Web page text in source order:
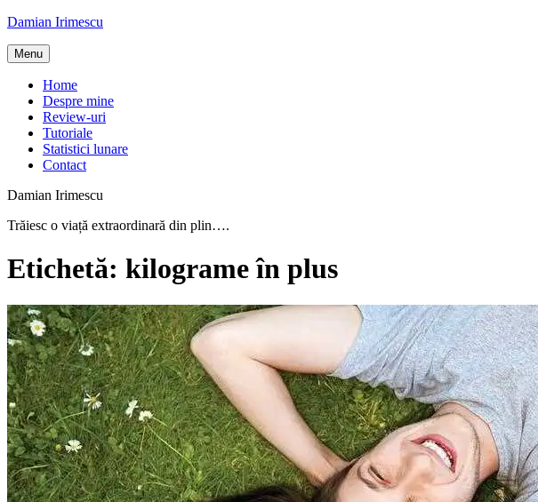
Skip
content
Damian Irimescu
Menu
Home
Despre mine
Review-uri
Tutoriale
Statistici lunare
Contact
Damian Irimescu
Trăiesc o viață extraordinară din plin….
Etichetă: kilograme în plus